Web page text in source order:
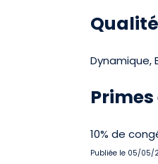
Dynamique,
10% de
Publiée le 05/05/